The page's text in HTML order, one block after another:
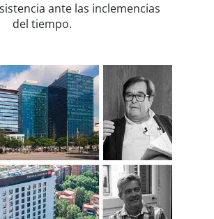
ante las inclemencias
del tiempo.